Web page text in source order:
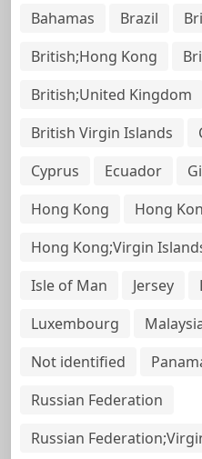
Bahamas Brazil
British;Hong Kong
British;United Kingdom
British Virgin Islands
Cyprus
Ecuador
Hong Kong
Hong
Hong Kong;Virgin
Isle of Man
Jersey
Luxembourg
Not identified
Russian Federation
Russian